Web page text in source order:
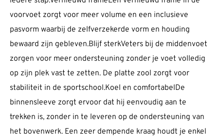
voorvoet zorgt voor meer volume en een inclusieve
pasvorm waarbij de zelfverzekerde vorm en houding
bewaard zijn gebleven.Blijf sterkVeters bij de middenvoet
zorgen voor meer ondersteuning zonder je voet volledig
op zijn plek vast te zetten. De platte zool zorgt voor
stabiliteit in de sportschool.Koel en comfortabelDe
binnensleeve zorgt ervoor dat hij eenvoudig aan te
trekken is, zonder in te leveren op de ondersteuning van
het bovenwerk. Een zeer dempende kraag houdt je enkel